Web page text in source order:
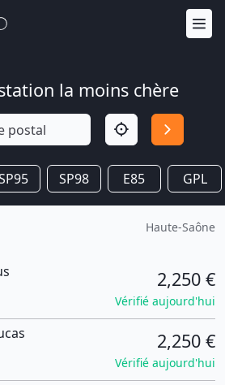
la moins chère
SP98 E85 GPL
Haute-Saône
2,250 €
Vérifié aujourd'hui
2,250 €
Vérifié aujourd'hui